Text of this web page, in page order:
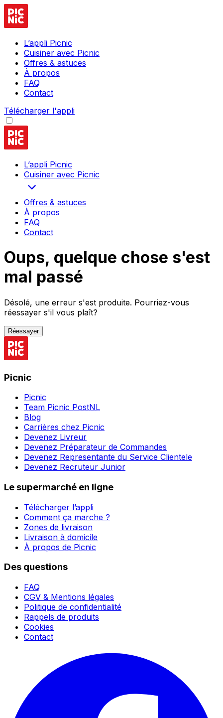
L’appli Picnic
Cuisiner avec Picnic
Offres & astuces
À propos
FAQ
Contact
Télécharger l'appli
L’appli Picnic
Cuisiner avec Picnic
Offres & astuces
À propos
FAQ
Contact
Oups, quelque chose s'est
mal passé
Désolé, une erreur s'est produite. Pourriez-vous
réessayer s'il vous plaît?
Réessayer
Picnic
Picnic
Team Picnic PostNL
Blog
Carrières chez Picnic
Devenez Livreur
Devenez Préparateur de Commandes
Devenez Representante du Service Clientele
Devenez Recruteur Junior
Le supermarché en ligne
Télécharger l’appli
Comment ça marche ?
Zones de livraison
Livraison à domicile
À propos de Picnic
Des questions
FAQ
CGV & Mentions légales
Politique de confidentialité
Rappels de produits
Cookies
Contact